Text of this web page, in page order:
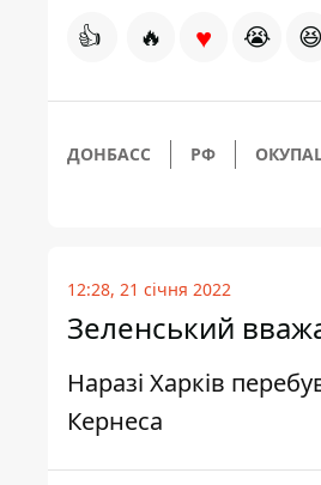
👍 🔥 ♥ 😭 😆
ДОНБАСС РФ
12:28, 21 січня 2022
Зеленський
Наразі Харків
Кернеса